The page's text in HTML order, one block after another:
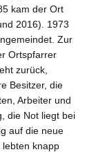
kam der Ort
2016). 1973
Zur
Ortspfarrer
zurück,
Besitzer, die
Arbeiter und
die Not liegt bei
auf die neue
lebten knapp